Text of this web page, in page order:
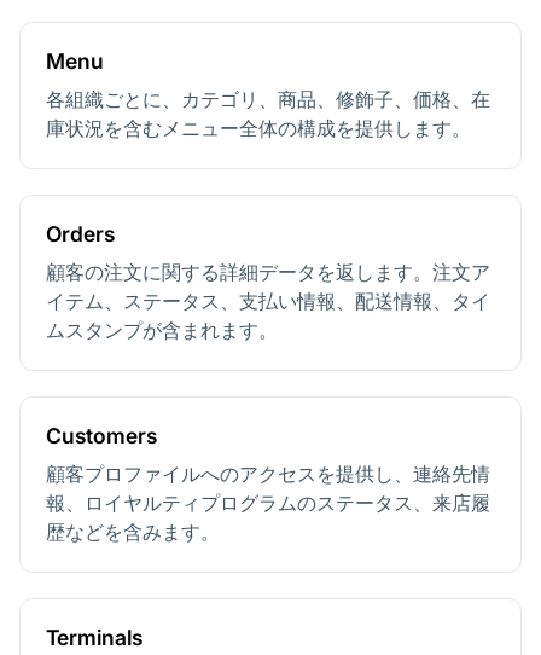
Menu
各組織ごとに、カテゴリ、商品、修飾子、価格、在
庫状況を含むメニュー全体の構成を提供します。
Orders
顧客の注文に関する詳細データを返します。注文ア
イテム、ステータス、支払い情報、配送情報、タイ
ムスタンプが含まれます。
Customers
顧客プロファイルへのアクセスを提供し、連絡先情
報、ロイヤルティプログラムのステータス、来店履
歴などを含みます。
Terminals